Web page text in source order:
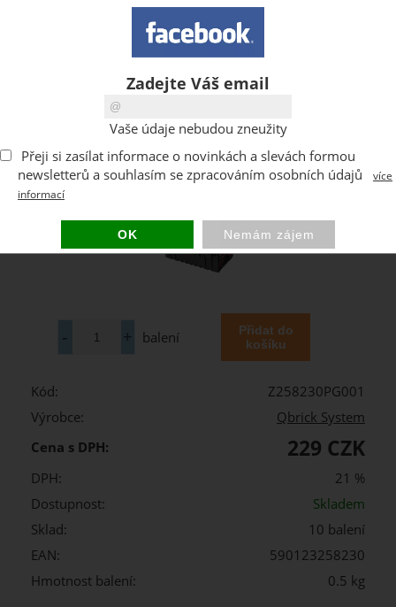
balení
Kód:
Z258230PG001
Výrobce:
Qbrick System
Cena s DPH:
229 CZK
DPH:
21 %
Dostupnost:
Skladem
Sklad:
10 balení
EAN:
590123258230
Hmotnost balení:
0.5 kg
Zadejte Váš email
Vaše údaje nebudou zneužity
Přeji si zasílat informace o novinkách a slevách formou
newsletterů a souhlasím se zpracováním osobních údajů
více
informací